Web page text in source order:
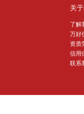
关
了解
万好
资质
信用
联系